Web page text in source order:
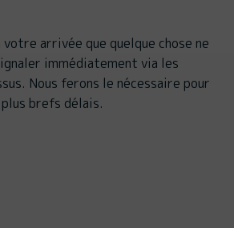
arrivée que quelque chose ne
immédiatement via les
Nous ferons le nécessaire pour
brefs délais.